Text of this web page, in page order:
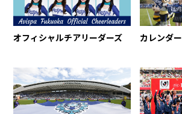
オフィシャルチアリーダーズ カレンダー